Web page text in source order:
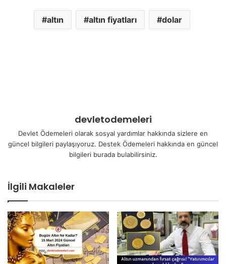
altın altın fiyatları dolar
devletodemeleri
Devlet Ödemeleri olarak sosyal yardımlar hakkında sizlere en
güncel bilgileri paylaşıyoruz. Destek Ödemeleri hakkında en güncel
bilgileri burada bulabilirsiniz.
İlgili Makaleler